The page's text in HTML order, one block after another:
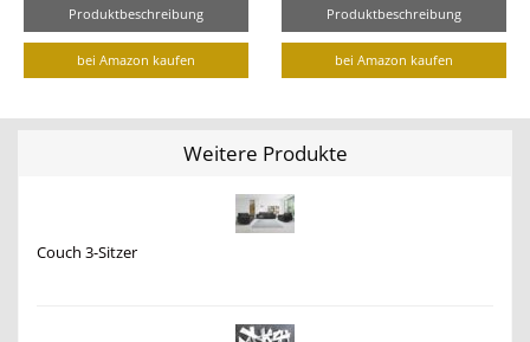
Produktbeschreibung
bei Amazon kaufen
Produktbeschreibung
bei Amazon kaufen
Weitere Produkte
Couch 3-Sitzer